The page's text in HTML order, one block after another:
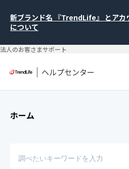
新ブランド名 『TrendLife』 とアカ
について
法人のお客さまサポート
ヘルプセンター
ホーム